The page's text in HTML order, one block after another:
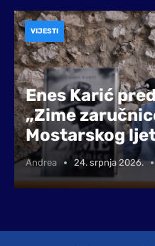
Enes Karić
„Zime
Mostarskog
Andrea 24. srpnja 2026.
VIJESTI